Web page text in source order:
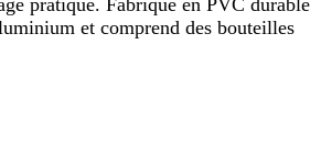
touches
touches
pratique. Fabriqué en PVC durable
et comprend des bouteilles